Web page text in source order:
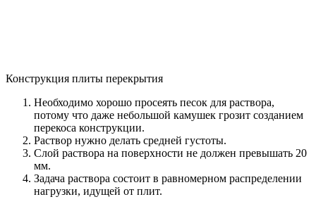
Конструкция плиты перекрытия
Необходимо хорошо просеять песок для раствора,
потому что даже небольшой камушек грозит созданием
перекоса конструкции.
Раствор нужно делать средней густоты.
Слой раствора на поверхности не должен превышать 20
мм.
Задача раствора состоит в равномерном распределении
нагрузки, идущей от плит.